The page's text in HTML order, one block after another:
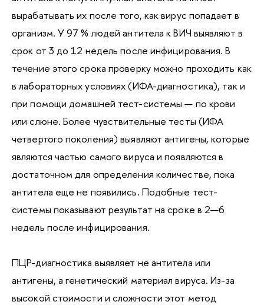
вырабатывать их после того, как вирус попадает в
организм. У 97 % людей антитела к ВИЧ выявляют в
срок от 3 до 12 недель после инфицирования. В
течение этого срока проверку можно проходить как
в лабораторных условиях (ИФА-диагностика), так и
при помощи домашней тест-системы — по крови
или слюне. Более чувствительные тесты (ИФА
четвертого поколения) выявляют антигены, которые
являются частью самого вируса и появляются в
достаточном для определения количестве, пока
антитела еще не появились. Подобные тест-
системы показывают результат на сроке в 2—6
недель после инфицирования.
ПЦР-диагностика выявляет не антитела или
антигены, а генетический материал вируса. Из-за
высокой стоимости и сложности этот метод